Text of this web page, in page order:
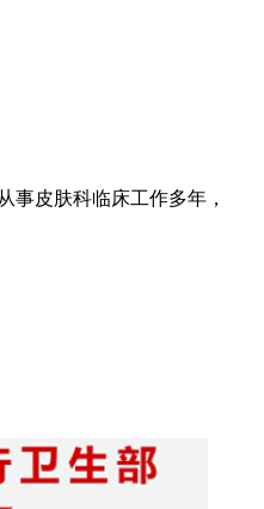
事皮肤科临床工作多年，